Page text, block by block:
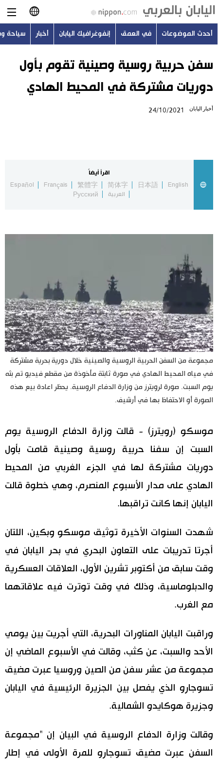
日本語
English
简体字
Русский
أحدث الموضوعات
اليابان في فيديو
مانغا وأنيمي
علوم وتكنولوجيا
الأقسام
صور
أشخاص
تجارب وآراء
سياسة
مجتمع
طوكيو
الأكثر تفاعلا
اللغة اليابانية
موسوعة اليابان
هو وهي
تواصل معنا
أحدث الموضوعات في العمق إنفوغرافيك اليابان أخبار سياحة
سفن حربية روسية وصينية تقوم بأول
دوريات مشتركة في المحيط الهادي
أخبار اليابان 24/10/2021
اقرأ أيضاً
English
日本語
简体字
繁體字
Français
Español
العربية
Русский
مجموعة من السفن الحربية الروسية والصينية خلال دورية بحرية مشتركة
في مياه المحيط الهادي في صورة ثابتة مأخوذة من مقطع فيديو تم بثه
يوم السبت. صورة لرويترز من وزارة الدفاع الروسية. يحظر اعادة بيع هذه
الصورة أو الاحتفاظ بها في أرشيف.
موسكو (رويترز) - قالت وزارة الدفاع الروسية يوم
السبت إن سفنا حربية روسية وصينية قامت بأول
دوريات مشتركة لها في الجزء الغربي من المحيط
الهادي على مدار الأسبوع المنصرم، وهي خطوة قالت
اليابان إنها كانت تراقبها.
شهدت السنوات الأخيرة توثيق موسكو وبكين، اللتان
أجرتا تدريبات على التعاون البحري في بحر اليابان في
وقت سابق من أكتوبر تشرين الأول، العلاقات العسكرية
والدبلوماسية، وذلك في وقت توترت فيه علاقاتهما
مع الغرب.
وراقبت اليابان المناورات البحرية، التي أجريت بين يومي
الأحد والسبت، عن كثب، وقالت في الأسبوع الماضي إن
مجموعة من عشر سفن من الصين وروسيا عبرت مضيق
تسوجارو الذي يفصل بين الجزيرة الرئيسية في اليابان
وجزيرة هوكايدو الشمالية.
وقالت وزارة الدفاع الروسية في البيان إن "مجموعة
السفن عبرت مضيق تسوجارو للمرة الأولى في إطار